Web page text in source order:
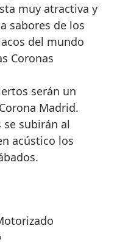
muy atractiva y
sabores de los
del mundo
Coronas
serán un
Madrid.
subirán al
acústico los